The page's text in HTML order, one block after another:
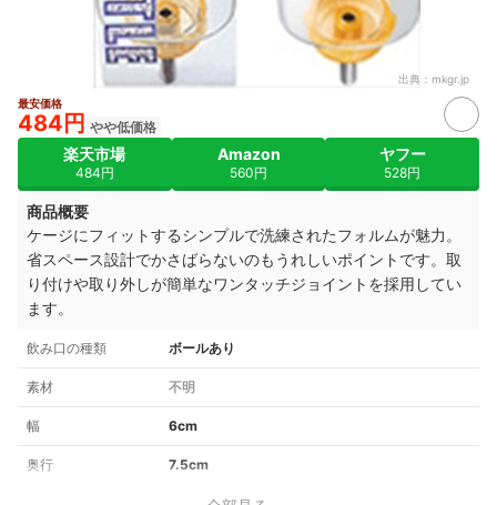
出典： mkgr.jp
最安価格
484円 やや低価格
楽天市場
484円
Amazon
560円
ヤフー
528円
商品概要
ケージにフィットするシンプルで洗練されたフォルムが魅力。
省スペース設計でかさばらないのもうれしいポイントです。取
り付けや取り外しが簡単なワンタッチジョイントを採用してい
ます。
飲み口の種類 ボールあり
素材 不明
幅 6cm
奥行 7.5cm